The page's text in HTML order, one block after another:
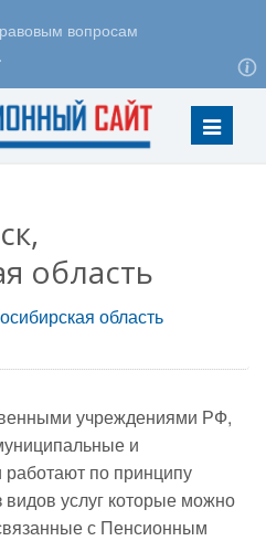
Меню
область
область
учреждениями РФ,
и
работают по принципу
услуг которые можно
с Пенсионным